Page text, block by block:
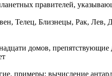
правителей,
Телец, Близнецы, Рак,
домов, препятствующие
примеры; вычисление